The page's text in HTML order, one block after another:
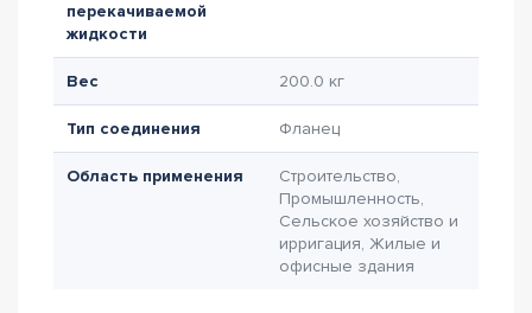
перекачиваемой
жидкости
Вес 200.0 кг
Тип соединения Фланец
Область применения
Строительство,
Промышленность,
Сельское хозяйство и
ирригация, Жилые и
офисные здания